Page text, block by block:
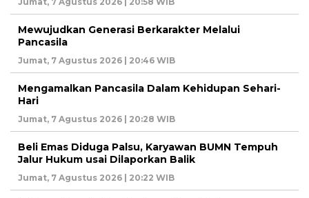
Mewujudkan Generasi Berkarakter Melalui
Pancasila
Jumat, 7 Agustus 2026 | 20:46 WIB
Mengamalkan Pancasila Dalam Kehidupan Sehari-
Hari
Jumat, 7 Agustus 2026 | 20:28 WIB
Beli Emas Diduga Palsu, Karyawan BUMN Tempuh
Jalur Hukum usai Dilaporkan Balik
Jumat, 7 Agustus 2026 | 20:22 WIB